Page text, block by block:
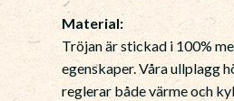
Material:
Tröjan är stickad i 100%
egenskaper. Våra ullplagg
reglerar både värme och